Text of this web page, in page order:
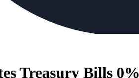
Treasury Bills 0%